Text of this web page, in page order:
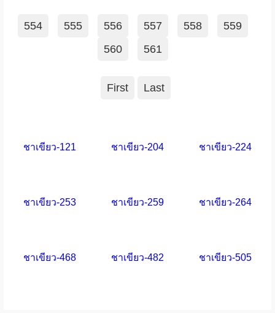
554 555 556 557 558
559
560
561
First Last
ชาเขียว-121 ชาเขียว-204 ชาเขียว-224
ชาเขียว-253 ชาเขียว-259 ชาเขียว-264
ชาเขียว-468 ชาเขียว-482 ชาเขียว-505